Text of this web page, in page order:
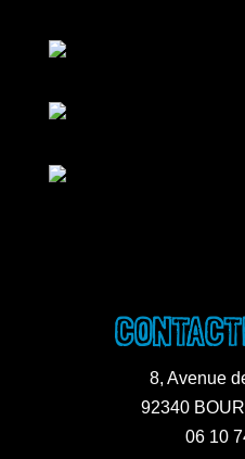
8, Avenue
92340
06 10